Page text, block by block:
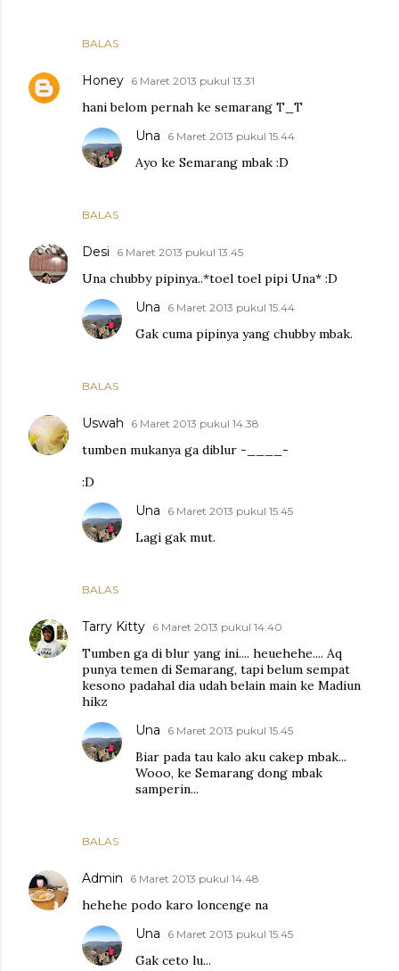
BALAS
Honey 6 Maret 2013 pukul 13.31
hani belom pernah ke semarang T_T
BALAS
Una 6 Maret 2013 pukul 15.44
Ayo ke Semarang mbak :D
Desi 6 Maret 2013 pukul 13.45
Una chubby pipinya..*toel toel pipi Una* :D
BALAS
Una 6 Maret 2013 pukul 15.44
Gak cuma pipinya yang chubby mbak.
Uswah 6 Maret 2013 pukul 14.38
tumben mukanya ga diblur -____-
:D
BALAS
Una 6 Maret 2013 pukul 15.45
Lagi gak mut.
Tarry Kitty 6 Maret 2013 pukul 14.40
Tumben ga di blur yang ini.... heuehehe.... Aq
punya temen di Semarang, tapi belum sempat
kesono padahal dia udah belain main ke Madiun
hikz
BALAS
Una 6 Maret 2013 pukul 15.45
Biar pada tau kalo aku cakep mbak...
Wooo, ke Semarang dong mbak
samperin...
Admin 6 Maret 2013 pukul 14.48
hehehe podo karo loncenge na
Una
6 Maret 2013 pukul 15.45
Gak ceto lu...